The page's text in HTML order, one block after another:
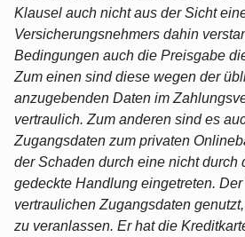
Klausel auch nicht aus der Sicht
Versicherungsnehmers dahin
Bedingungen auch die Preisgabe
Zum einen sind diese wegen der
anzugebenden Daten im
vertraulich. Zum anderen sind es
Zugangsdaten zum privaten
der Schaden durch eine nicht durch
gedeckte Handlung eingetreten.
vertraulichen Zugangsdaten
zu veranlassen. Er hat die